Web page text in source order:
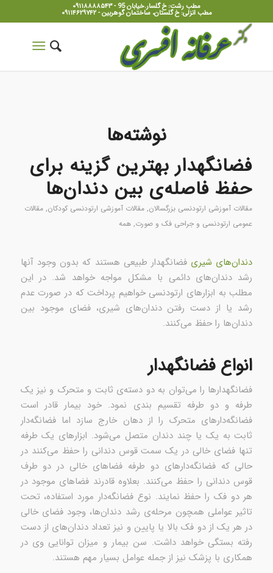
مطب رشت: خ گلسار.خیابان 95 - ۰۹۱۱۸۸۸۸۵۴۳
مطب انزلی: خ گلستان، ساختمان گوهربین - ۰۹۱۱۴۶۲۹۷۴۲
نوشته‌ها
فضانگهدار بهترین گزینه برای
حفظ فاصله‌ی بین دندان‌ها
مقالات آموزشی ارتودنسی بزرگسالان, مقالات آموزشی ارتودنسی کودکان, مقالات
عمومی ارتودنسی و جراحی فک و صورت, همه
دندان‌های شیری فضانگهدار طبیعی هستند که بدون وجود آنها
رشد دندان‌های دائمی با مشکل مواجه خواهد شد. در این
مطلب به ابزارهای ارتودنسی خواهیم پرداخت که در صورت عدم
رشد یا از دست رفتن دندان‌های شیری، فضای موجود بین
دندان‌ها را حفظ می‌کنند.
انواع فضانگهدار
فضانگهدارها را می‌توان به دو دسته‌ی ثابت و متحرک و نیز یک
طرفه و دو طرفه تقسیم بندی نمود. خود بیمار قادر است
فضانگه‌دارهای متحرک را از دهان خارج سازد اما فضانگه‌دار
ثابت به یک یا چند دندان متصل می‌شود. ابزارهای یک طرفه
تنها فضای خالی در یک سمت قوس دندانی را حفظ می‌کنند در
حالی که فضانگه‌دارهای دو طرفه فضاهای خالی در دو طرف
قوس دندانی را حفظ می‌کنند. بعلاوه قادرند فضاهای موجود در
هر دو فک را حفظ نمایند. نوع فضانگه‌دار مورد استفاده، تحت
تاثیر عواملی همچون مرحله‌ی رشد دندان‌ها، وجود فضای خالی
در هر یک از دو فک بالا یا پایین و نیز تعداد دندان‌های از دست
رفته بستگی خواهد داشت. سن بیمار و میزان توانایی وی در
همکاری با پزشک نیز از جمله عوامل بسیار مهم هستند.